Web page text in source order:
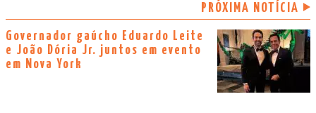
PRÓXIMA NOTÍCIA
Governador gaúcho Eduardo Leite
e João Dória Jr. juntos em evento
em Nova York